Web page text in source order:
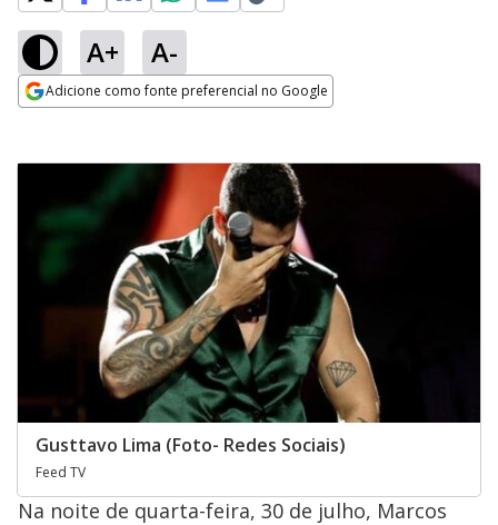
A+ A-
Adicione como fonte preferencial no Google
Gusttavo Lima (Foto- Redes Sociais)
Feed TV
Na noite de quarta-feira, 30 de julho, Marcos